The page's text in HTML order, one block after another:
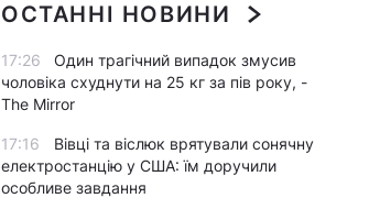
ОСТАННІ НОВИНИ
17:26
Один трагічний випадок змусив
чоловіка схуднути на 25 кг за пів року, -
The Mirror
17:16
Вівці та віслюк врятували сонячну
електростанцію у США: їм доручили
особливе завдання